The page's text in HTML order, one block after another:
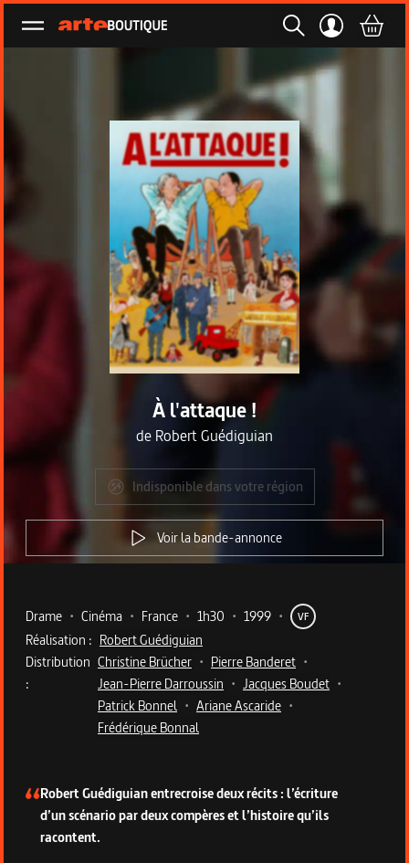
Ouvrir le menu
À l'attaque !
de Robert Guédiguian
Indisponible dans votre région
Voir la bande-annonce
Metadata du programme
Drame • Cinéma • France • 1h30 • 1999 • VF
Réalisation : Robert Guédiguian
Distribution
:
Christine Brücher • Pierre Banderet •
Jean-Pierre Darroussin • Jacques Boudet •
Patrick Bonnel • Ariane Ascaride •
Frédérique Bonnal
Robert Guédiguian entrecroise deux récits : l’écriture
d’un scénario par deux compères et l’histoire qu’ils
racontent.